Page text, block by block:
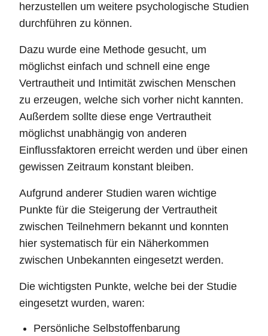
herzustellen um weitere psychologische Studien
durchführen zu können.
Dazu wurde eine Methode gesucht, um
möglichst einfach und schnell eine enge
Vertrautheit und Intimität zwischen Menschen
zu erzeugen, welche sich vorher nicht kannten.
Außerdem sollte diese enge Vertrautheit
möglichst unabhängig von anderen
Einflussfaktoren erreicht werden und über einen
gewissen Zeitraum konstant bleiben.
Aufgrund anderer Studien waren wichtige
Punkte für die Steigerung der Vertrautheit
zwischen Teilnehmern bekannt und konnten
hier systematisch für ein Näherkommen
zwischen Unbekannten eingesetzt werden.
Die wichtigsten Punkte, welche bei der Studie
eingesetzt wurden, waren:
Persönliche Selbstoffenbarung